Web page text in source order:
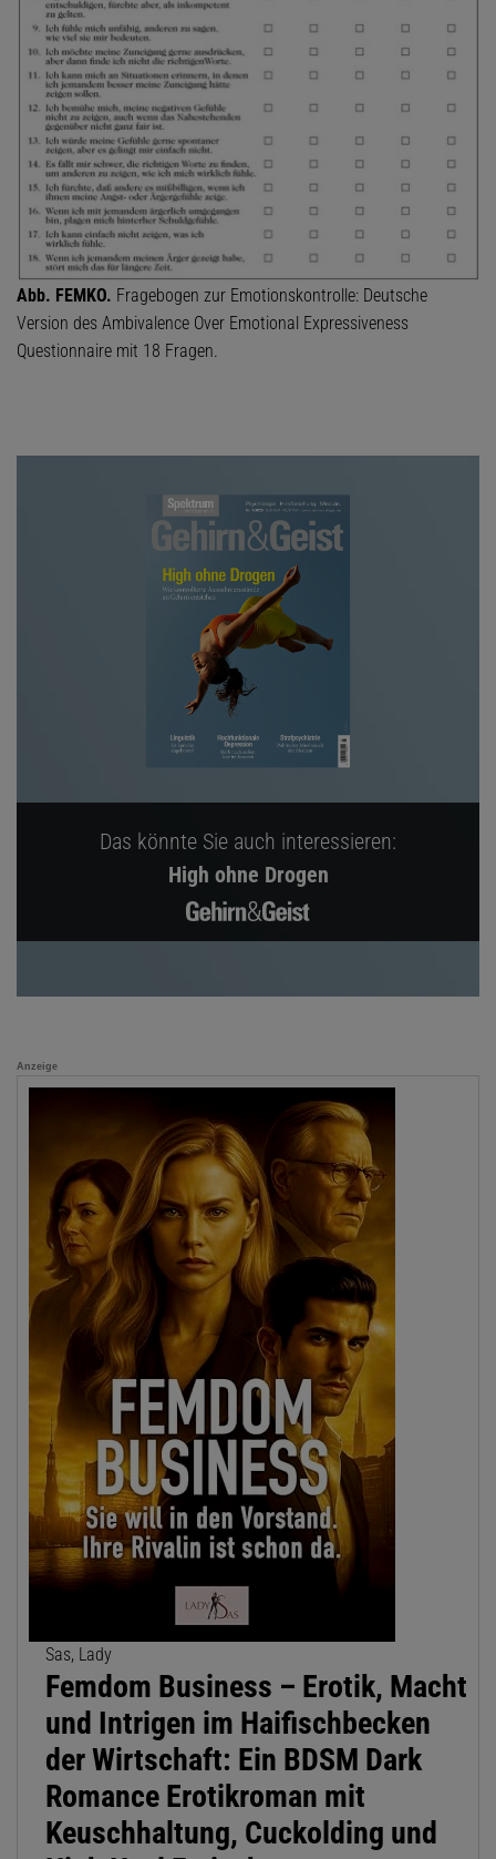
Abb. FEMKO. Fragebogen zur Emotionskontrolle: Deutsche
Version des Ambivalence Over Emotional Expressiveness
Questionnaire mit 18 Fragen.
Das könnte Sie auch interessieren:
High ohne Drogen
Anzeige
Sas, Lady
Femdom Business – Erotik, Macht
und Intrigen im Haifischbecken
der Wirtschaft: Ein BDSM Dark
Romance Erotikroman mit
Keuschhaltung, Cuckolding und